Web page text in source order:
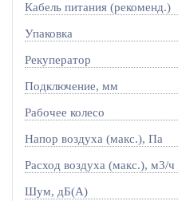
Кабель питания (рекоменд.)
Упаковка
Рекуператор
Подключение, мм
Рабочее колесо
Напор воздуха (макс.), Па
Расход воздуха (макс.), м3/ч
Шум, дБ(А)